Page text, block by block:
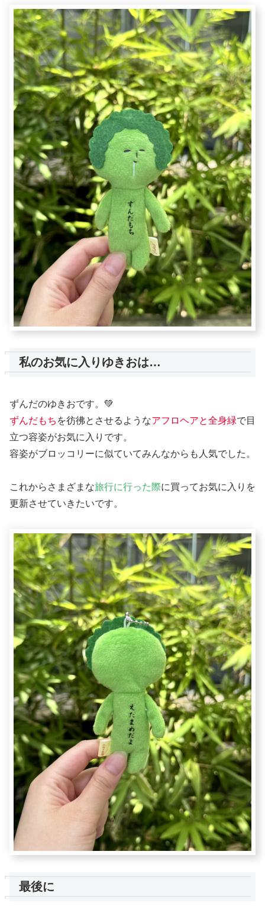
私のお気に入りゆきおは…
ずんだのゆきおです。💚
ずんだもち を彷彿とさせるようなアフロヘアと全身緑で目
立つ容姿がお気に入りです。
容姿がブロッコリーに似ていてみんなからも人気でした。
これからさまざまな旅行に行った際に買ってお気に入りを
更新させていきたいです。
最後に